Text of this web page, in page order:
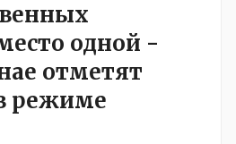
одной -
отметят
режиме